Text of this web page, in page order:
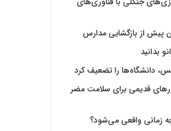
بدانید
دانشگاه‌ها را تضعیف کرد
قدیمی برای سلامت مضر
زمانی واقعی می‌شود؟